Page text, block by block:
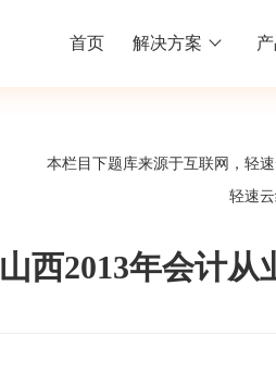
首页 解决方案
学习地图
题库中心
本栏目下题库来源于互联网，轻
轻速
山西2013年会计